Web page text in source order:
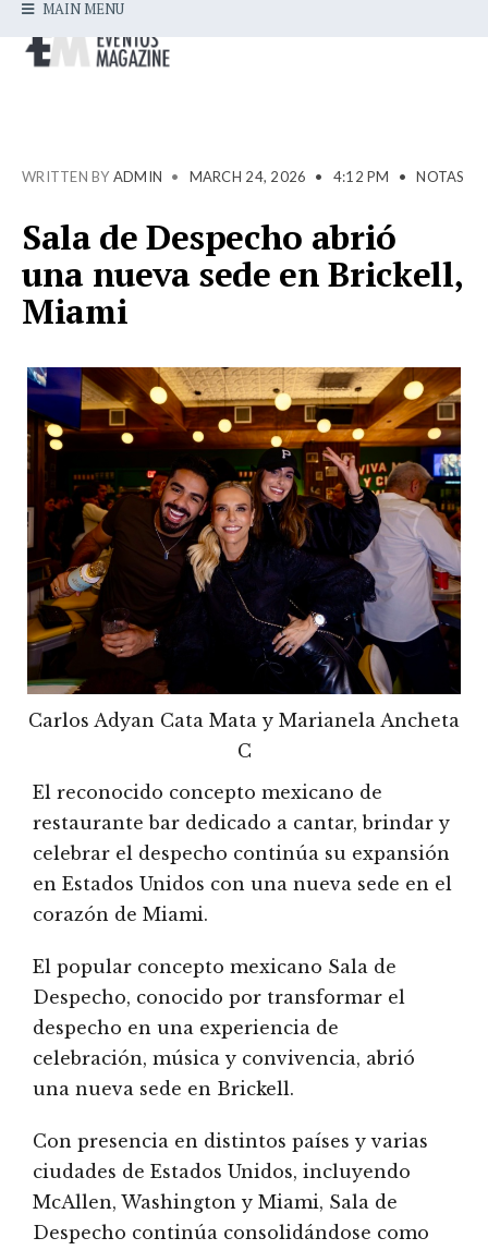
MAIN MENU
WRITTEN BY ADMIN • MARCH 24, 2026 • 4:12 PM • NOTAS
Sala de Despecho abrió
una nueva sede en Brickell,
Miami
Carlos Adyan Cata Mata y Marianela Ancheta
C
El reconocido concepto mexicano de
restaurante bar dedicado a cantar, brindar y
celebrar el despecho continúa su expansión
en Estados Unidos con una nueva sede en el
corazón de Miami.
El popular concepto mexicano Sala de
Despecho, conocido por transformar el
despecho en una experiencia de
celebración, música y convivencia, abrió
una nueva sede en Brickell.
Con presencia en distintos países y varias
ciudades de Estados Unidos, incluyendo
McAllen, Washington y Miami, Sala de
Despecho continúa consolidándose como